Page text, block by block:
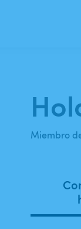
Miembro